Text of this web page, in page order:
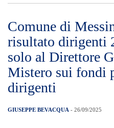
Comune di
risultato dirigenti
solo al Direttore
Mistero sui fondi
dirigenti
GIUSEPPE BEVACQUA - 26/09/2025